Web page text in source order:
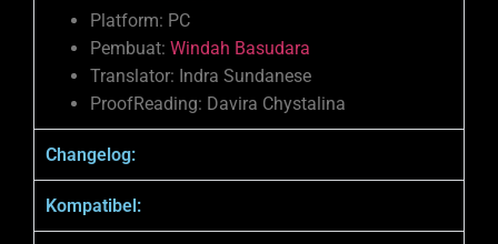
Platform: PC
Pembuat: Windah Basudara
Translator: Indra Sundanese
ProofReading: Davira Chystalina
Changelog:
Kompatibel: